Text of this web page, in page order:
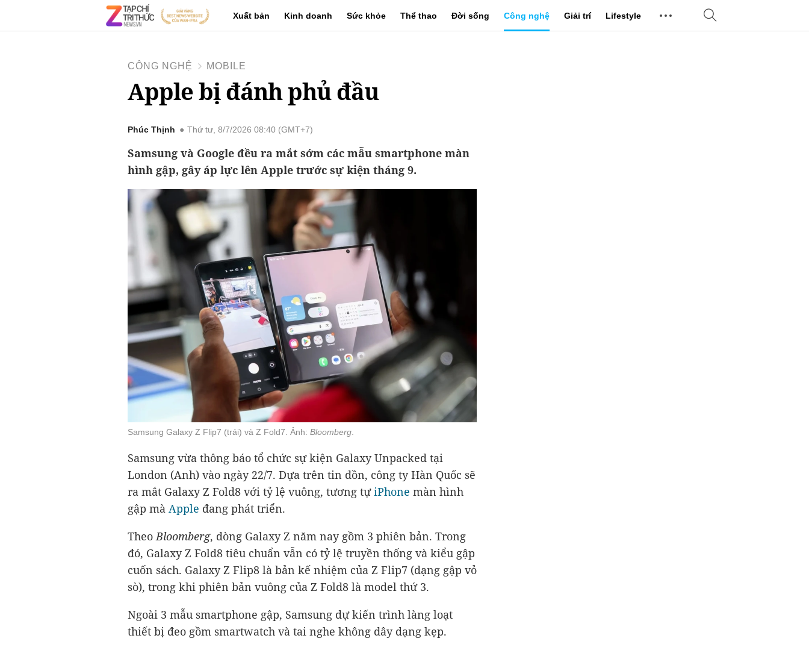
Xuất bản Kinh doanh Sức khỏe Thể thao Đời sống Công nghệ Giải trí Lifestyle
CÔNG NGHỆ MOBILE
Apple bị đánh phủ đầu
Phúc Thịnh Thứ tư, 8/7/2026 08:40 (GMT+7)
Samsung và Google đều ra mắt sớm các mẫu smartphone màn
hình gập, gây áp lực lên Apple trước sự kiện tháng 9.
Samsung Galaxy Z Flip7 (trái) và Z Fold7. Ảnh: Bloomberg
Samsung vừa thông báo tổ chức sự kiện Galaxy Unpacked tại
London (Anh) vào ngày 22/7. Dựa trên tin đồn, công ty Hàn Quốc sẽ
ra mắt Galaxy Z Fold8 với tỷ lệ vuông, tương tựiPhone màn hình
gập mà Apple đang phát triển.
TheoBloomberg, dòng Galaxy Z năm nay gồm 3 phiên bản. Trong
đó, Galaxy Z Fold8 tiêu chuẩn vẫn có tỷ lệ truyền thống và kiểu gập
cuốn sách. Galaxy Z Flip8 là bản kế nhiệm của Z Flip7 (dạng gập vỏ
sò), trong khi phiên bản vuông của Z Fold8 là model thứ 3.
Ngoài 3 mẫu smartphone gập, Samsung dự kiến trình làng loạt
thiết bị đeo gồm smartwatch và tai nghe không dây dạng kẹp.